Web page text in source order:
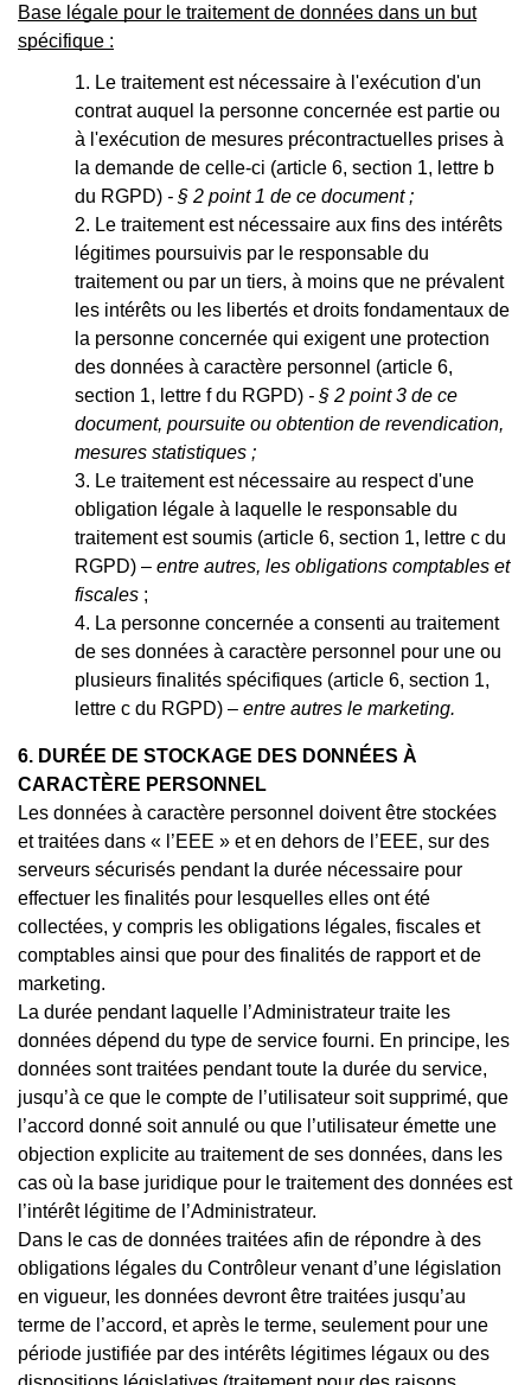
Base légale pour le traitement de données dans un but
spécifique :
Le traitement est nécessaire à l'exécution d'un
contrat auquel la personne concernée est partie ou
à l'exécution de mesures précontractuelles prises à
la demande de celle-ci (article 6, section 1, lettre b
du RGPD) - § 2 point 1 de ce document ;
Le traitement est nécessaire aux fins des intérêts
légitimes poursuivis par le responsable du
traitement ou par un tiers, à moins que ne prévalent
les intérêts ou les libertés et droits fondamentaux de
la personne concernée qui exigent une protection
des données à caractère personnel (article 6,
section 1, lettre f du RGPD) - § 2 point 3 de ce
document, poursuite ou obtention de revendication,
mesures statistiques ;
Le traitement est nécessaire au respect d'une
obligation légale à laquelle le responsable du
traitement est soumis (article 6, section 1, lettre c du
RGPD) – entre autres, les obligations comptables et
fiscales ;
La personne concernée a consenti au traitement
de ses données à caractère personnel pour une ou
plusieurs finalités spécifiques (article 6, section 1,
lettre c du RGPD) – entre autres le marketing.
6. DURÉE DE STOCKAGE DES DONNÉES À
CARACTÈRE PERSONNEL
Les données à caractère personnel doivent être stockées
et traitées dans « l’EEE » et en dehors de l’EEE, sur des
serveurs sécurisés pendant la durée nécessaire pour
effectuer les finalités pour lesquelles elles ont été
collectées, y compris les obligations légales, fiscales et
comptables ainsi que pour des finalités de rapport et de
marketing.
La durée pendant laquelle l’Administrateur traite les
données dépend du type de service fourni. En principe, les
données sont traitées pendant toute la durée du service,
jusqu’à ce que le compte de l’utilisateur soit supprimé, que
l’accord donné soit annulé ou que l’utilisateur émette une
objection explicite au traitement de ses données, dans les
cas où la base juridique pour le traitement des données est
l’intérêt légitime de l’Administrateur.
Dans le cas de données traitées afin de répondre à des
obligations légales du Contrôleur venant d’une législation
en vigueur, les données devront être traitées jusqu’au
terme de l’accord, et après le terme, seulement pour une
période justifiée par des intérêts légitimes légaux ou des